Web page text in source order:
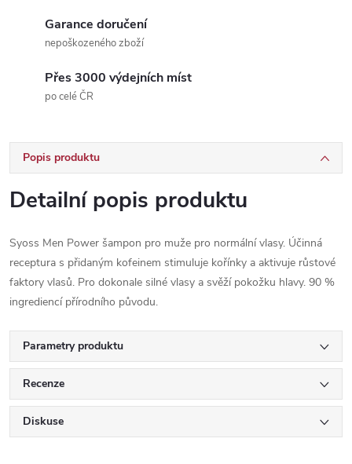
Garance doručení
nepoškozeného zboží
Přes 3000 výdejních míst
po celé ČR
Popis produktu
Detailní popis produktu
Syoss Men Power šampon pro muže pro normální vlasy. Účinná
receptura s přidaným kofeinem stimuluje kořínky a aktivuje růstové
faktory vlasů. Pro dokonale silné vlasy a svěží pokožku hlavy. 90 %
ingrediencí přírodního původu.
Parametry produktu
Recenze
Diskuse